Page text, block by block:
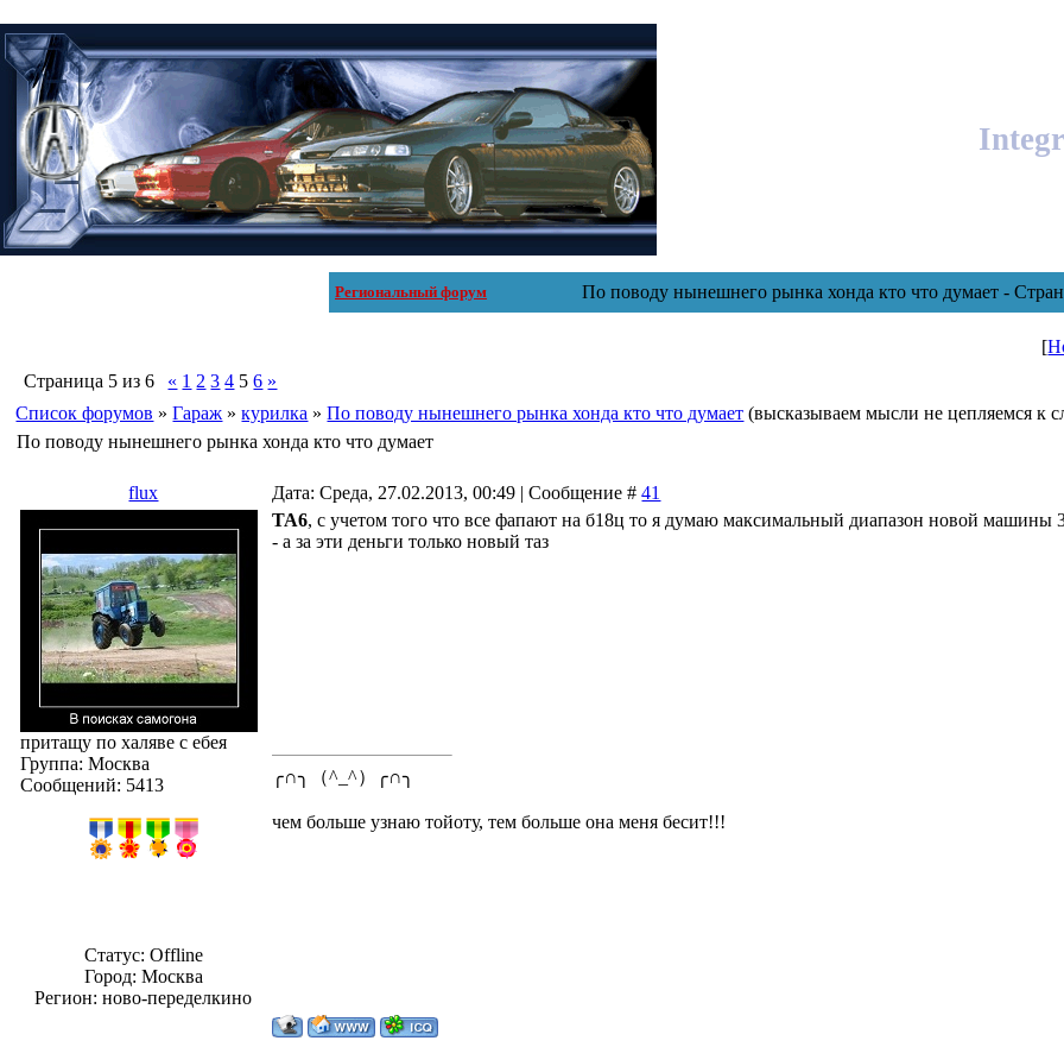
Региональный форум По поводу нынешнего рынка хонда кто что думает -
[
Страница 5 из6 « 1 2 3 4 5 6 »
Список форумов » Гараж » курилка » По поводу нынешнего рынка хонда кто что думает (высказываем мысли не цепляемся к
По поводу нынешнего рынка хонда кто что думает
flux Дата: Среда, 27.02.2013, 00:49 | Сообщение #41
притащу по халяве с ебея
Группа: Москва
Сообщений: 5413
Статус: Offline
Город: Москва
Регион: ново-переделкино
TA6, с учетом того что все фапают на б18ц то я думаю максимальный диапазон новой машины
- а за эти деньги только новый таз
╭∩╮（^_^）╭∩╮
чем больше узнаю тойоту, тем больше она меня бесит!!!